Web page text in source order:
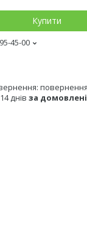
Купити
45-00
днів за